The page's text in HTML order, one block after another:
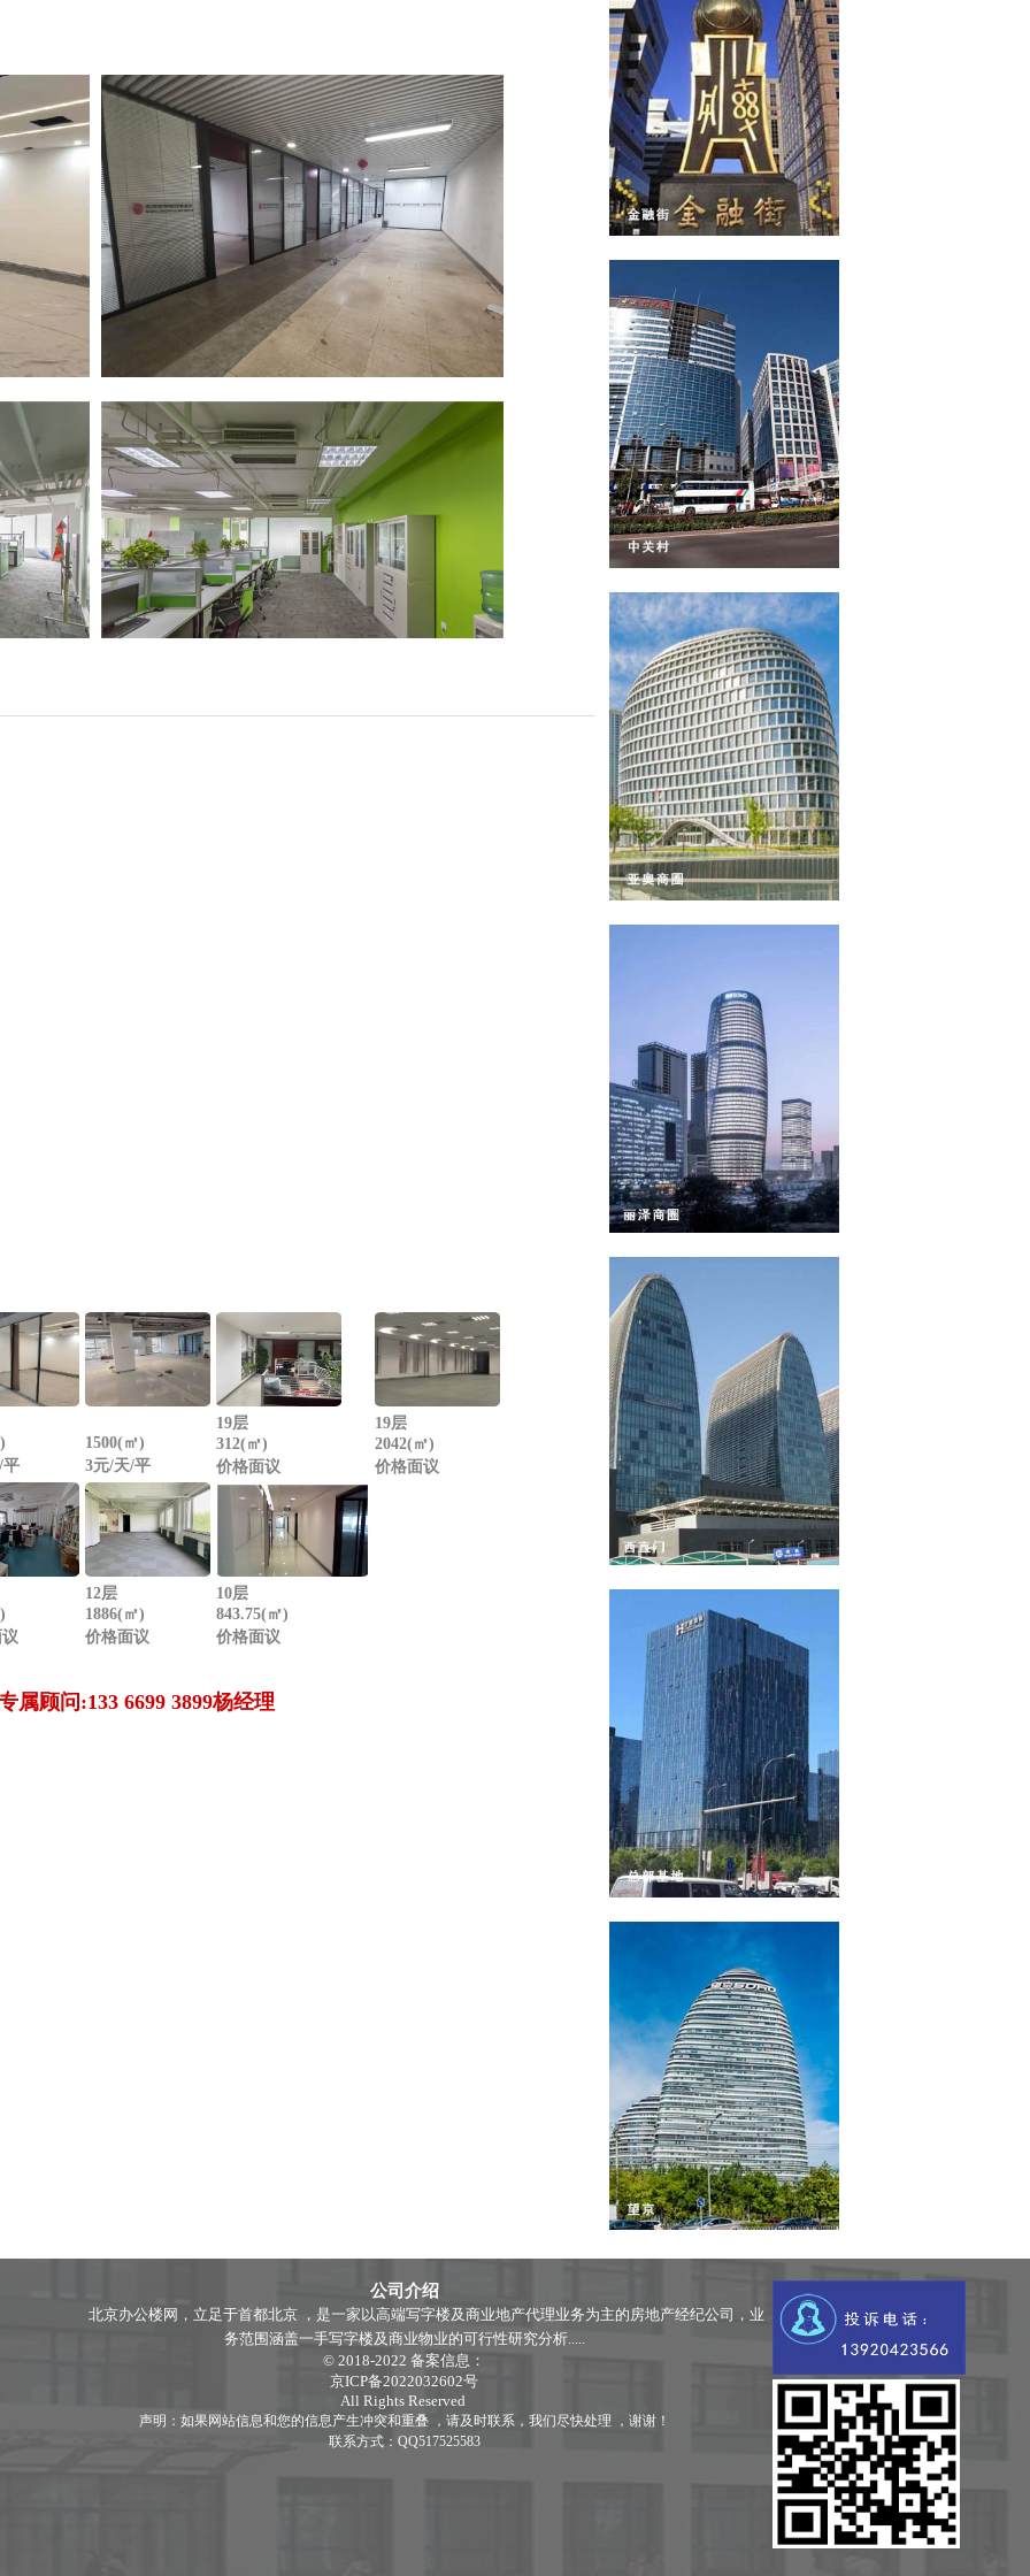
平
1500(㎡)
3元/天/平
19层
312(㎡)
价格面议
19层
2042(㎡)
价格面议
12层
1886(㎡)
价格面议
10层
843.75(㎡)
价格面议
属顾问:133 6699 3899杨经理
公司介绍
北京办公楼网，立足于首都北京 ，是一家以高端写字楼及商业地产代理业务为主的房地产经纪公司，业
务范围涵盖一手写字楼及商业物业的可行性研究分析.....
© 2018-2022 备案信息：
京ICP备2022032602号
All Rights Reserved
声明：如果网站信息和您的信息产生冲突和重叠 ，请及时联系，我们尽快处理 ，谢谢！
联系方式：QQ517525583